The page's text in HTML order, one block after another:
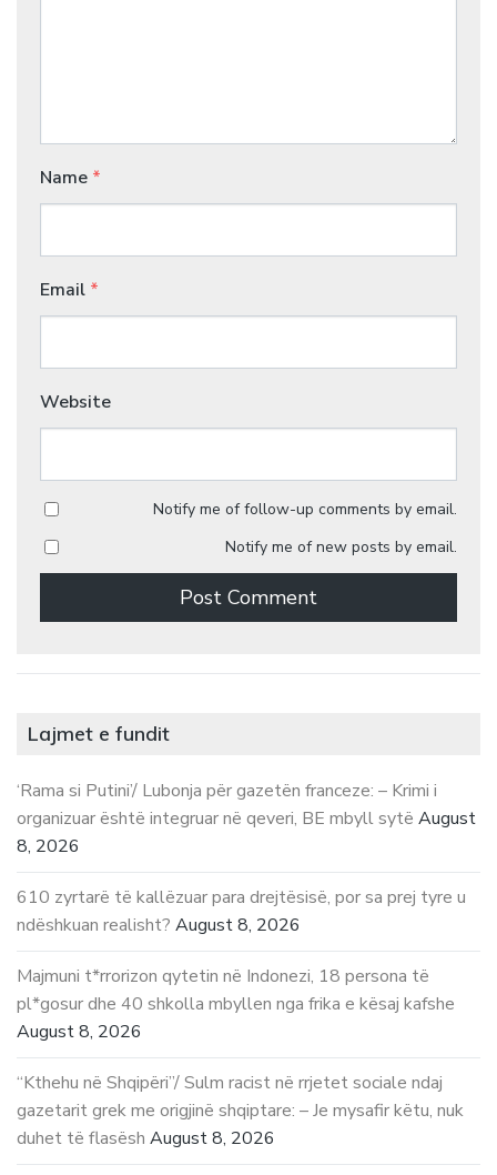
Name *
Email *
Website
Notify me of follow-up comments by email.
Notify me of new posts by email.
Lajmet e fundit
‘Rama si Putini’/ Lubonja për gazetën franceze: – Krimi i
organizuar është integruar në qeveri, BE mbyll sytë August
8, 2026
610 zyrtarë të kallëzuar para drejtësisë, por sa prej tyre u
ndëshkuan realisht? August 8, 2026
Majmuni t*rrorizon qytetin në Indonezi, 18 persona të
pl*gosur dhe 40 shkolla mbyllen nga frika e kësaj kafshe
August 8, 2026
“Kthehu në Shqipëri”/ Sulm racist në rrjetet sociale ndaj
gazetarit grek me origjinë shqiptare: – Je mysafir këtu, nuk
duhet të flasësh August 8, 2026